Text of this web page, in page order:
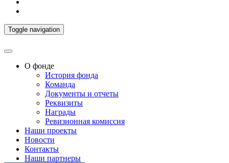
Toggle navigation
О фонде
История фонда
Команда
Документы и отчеты
Реквизиты
Награды
Ревизионная комиссия
Наши проекты
Новости
Контакты
Наши партнеры